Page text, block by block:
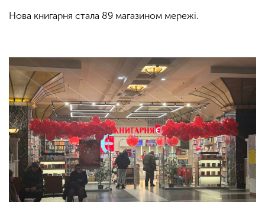
Нова книгарня стала 89 магазином мережі.